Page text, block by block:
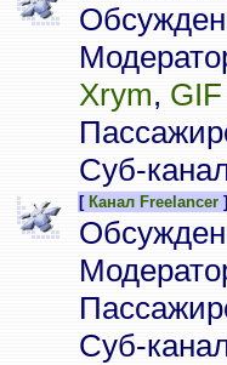
Xrym, GIF
Суб-
[ Канал Freelancer ]
Суб-